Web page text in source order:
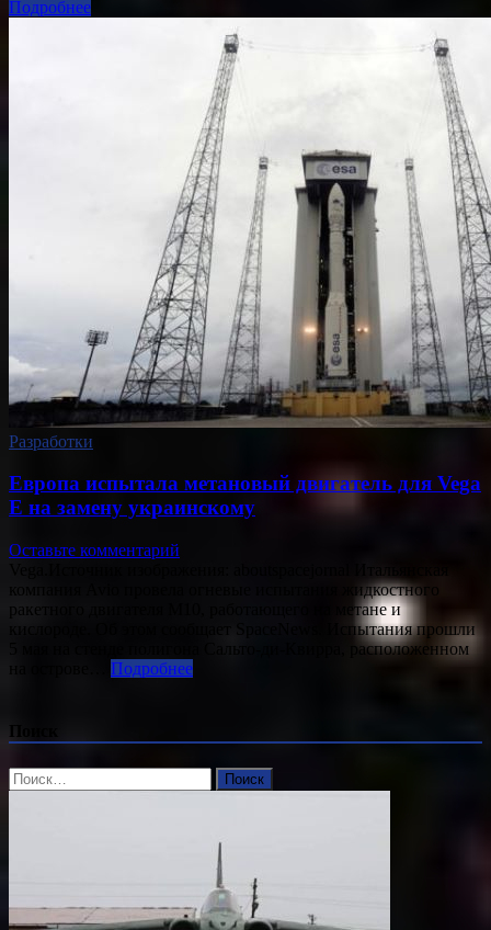
Подробнее
Разработки
Европа испытала метановый двигатель для Vega
E на замену украинскому
Оставьте комментарий
компания Avio провела огневые испытания жидкостного
ракетного двигателя M10, работающего на метане и
кислороде. Об этом сообщает SpaceNews. Испытания прошли
5 мая на стенде полигона Сальто-ди-Квирра, расположенном
Подробнее
Найти: